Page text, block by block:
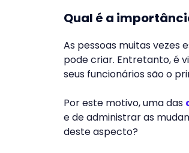
Qual é a
As pessoas muitas vezes
pode criar. Entretanto, é
seus funcionários são o
Por este motivo, uma das
e de administrar as
deste aspecto?